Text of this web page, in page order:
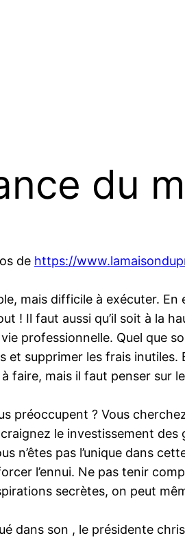
du
de https://
mais difficile à exécuter.
! Il faut aussi qu’il soit à la
professionnelle. Quel que
et supprimer les frais
faire, mais il faut penser sur
préoccupent ? Vous
le investissement des
n’êtes pas l’unique dans
l’ennui. Ne pas tenir
secrètes, on peut
dans son , le présidente